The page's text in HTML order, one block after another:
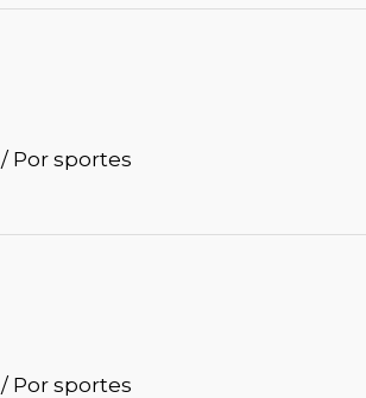
/ Por sportes
/ Por sportes